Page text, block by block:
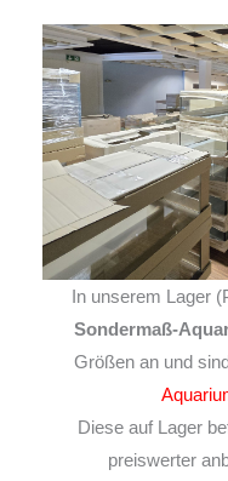
In unserem Lager
Sondermaß-
Größen an und
Diese auf Lager
preiswerter